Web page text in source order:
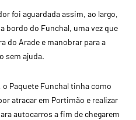
foi aguardada assim, ao largo,
bordo do Funchal, uma vez que
do Arade e manobrar para a
sem ajuda.
o Paquete Funchal tinha como
atracar em Portimão e realizar
autocarros a fim de chegarem